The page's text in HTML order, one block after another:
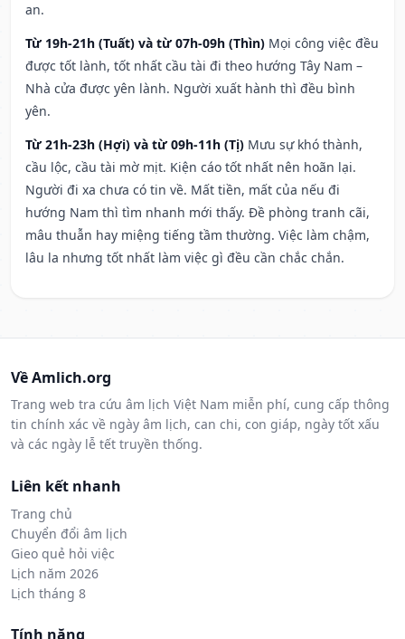
an.
Từ 19h-21h (Tuất) và từ 07h-09h (Thìn) Mọi công việc đều
được tốt lành, tốt nhất cầu tài đi theo hướng Tây Nam –
Nhà cửa được yên lành. Người xuất hành thì đều bình
yên.
Từ 21h-23h (Hợi) và từ 09h-11h (Tị) Mưu sự khó thành,
cầu lộc, cầu tài mờ mịt. Kiện cáo tốt nhất nên hoãn lại.
Người đi xa chưa có tin về. Mất tiền, mất của nếu đi
hướng Nam thì tìm nhanh mới thấy. Đề phòng tranh cãi,
mâu thuẫn hay miệng tiếng tầm thường. Việc làm chậm,
lâu la nhưng tốt nhất làm việc gì đều cần chắc chắn.
Về Amlich.org
Trang web tra cứu âm lịch Việt Nam miễn phí, cung cấp thông
tin chính xác về ngày âm lịch, can chi, con giáp, ngày tốt xấu
và các ngày lễ tết truyền thống.
Liên kết nhanh
Trang chủ
Chuyển đổi âm lịch
Gieo quẻ hỏi việc
Lịch năm 2026
Lịch tháng 8
Tính năng